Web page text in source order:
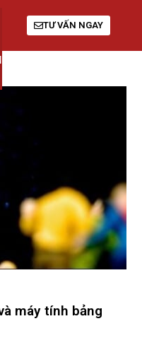
TƯ VẤN NGAY
máy tính bảng